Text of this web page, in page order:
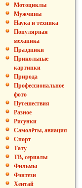
Мотоциклы
Мужчины
Наука и техника
Популярная
механика
Праздники
Прикольные
картинки
Природа
Профессиональное
фото
Путешествия
Разное
Рисунки
Самолёты, авиация
Спорт
Тату
ТВ, сериалы
Фильмы
Фэнтези
Хентай